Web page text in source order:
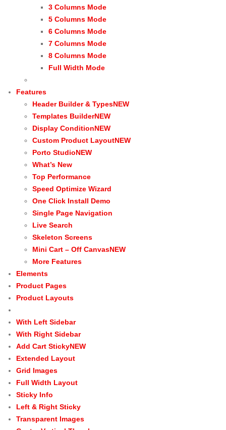
3 Columns Mode
5 Columns Mode
6 Columns Mode
7 Columns Mode
8 Columns Mode
Full Width Mode
Features
Header Builder & TypesNEW
Templates BuilderNEW
Display ConditionNEW
Custom Product LayoutNEW
Porto StudioNEW
What’s New
Top Performance
Speed Optimize Wizard
One Click Install Demo
Single Page Navigation
Live Search
Skeleton Screens
Mini Cart – Off CanvasNEW
More Features
Elements
Product Pages
Product Layouts
With Left Sidebar
With Right Sidebar
Add Cart StickyNEW
Extended Layout
Grid Images
Full Width Layout
Sticky Info
Left & Right Sticky
Transparent Images